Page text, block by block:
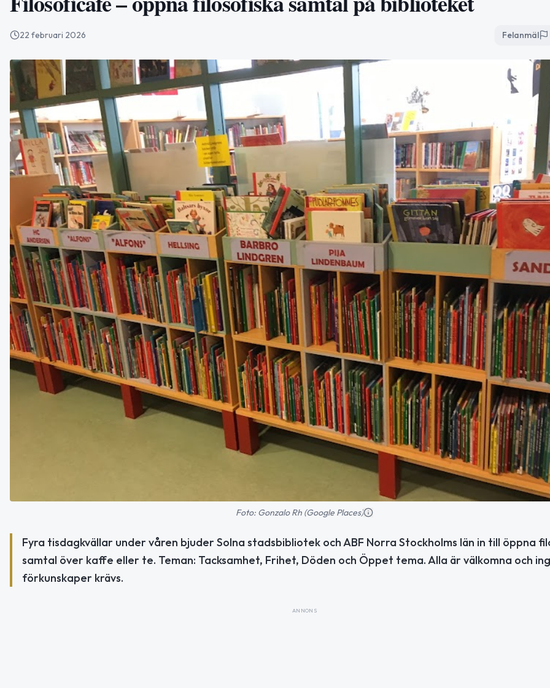
22 februari 2026 Felanmäl
Foto: Gonzalo Rh (Google Places)
Fyra tisdagkvällar under våren bjuder Solna stadsbibliotek och ABF Norra Stockholms län in till öppna
samtal över kaffe eller te. Teman: Tacksamhet, Frihet, Döden och Öppet tema. Alla är välkomna och
förkunskaper krävs.
ANNONS